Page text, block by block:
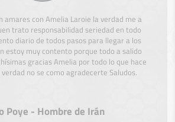
amares con Amelia Laroie la verdad me a
trato responsabilidad seriedad en todo
diario de todos pasos para llegar a los
estoy muy contento porque todo a salido
gracias Amelia por todo lo que hace
no se como agradecerte Saludos.
Poye - Hombre de Irán